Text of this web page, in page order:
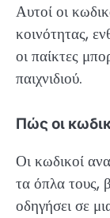
Αυτοί οι
κοινότητας,
οι παίκτες
παιχνιδιού.
Πώς οι
Οι κωδικοί
τα όπλα τους,
οδηγήσει σε